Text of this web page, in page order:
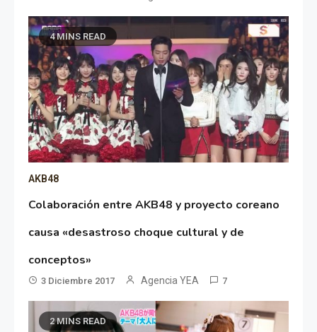
4 MINS READ
AKB48
Colaboración entre AKB48 y proyecto coreano
causa «desastroso choque cultural y de
conceptos»
3 Diciembre 2017 Agencia YEA 7
2 MINS READ